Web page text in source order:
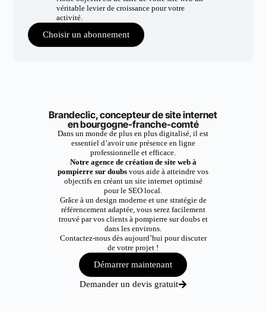
véritable levier de croissance pour votre
activité.
Choisir un abonnement
Brandeclic, concepteur de site internet
en bourgogne-franche-comté
Dans un monde de plus en plus digitalisé, il est
essentiel d’avoir une présence en ligne
professionnelle et efficace.
Notre agence de création de site web à
pompierre sur doubs vous aide à atteindre vos
objectifs en créant un site internet optimisé
pour le SEO local.
Grâce à un design moderne et une stratégie de
référencement adaptée, vous serez facilement
trouvé par vos clients à pompierre sur doubs et
dans les environs.
Contactez-nous dès aujourd’hui pour discuter
de votre projet !
Démarrer maintenant
Demander un devis gratuit